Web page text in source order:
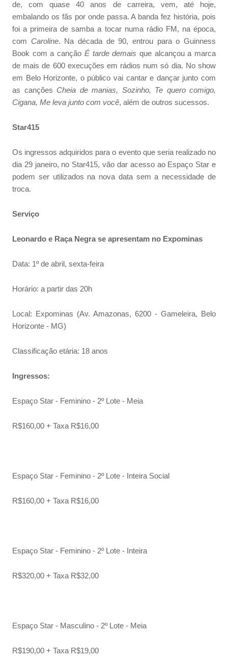
de, com quase 40 anos de carreira, vem, até hoje,
embalando os fãs por onde passa. A banda fez história, pois
foi a primeira de samba a tocar numa rádio FM, na época,
com Caroline. Na década de 90, entrou para o Guinness
Book com a canção É tarde demais que alcançou a marca
de mais de 600 execuções em rádios num só dia. No show
em Belo Horizonte, o público vai cantar e dançar junto com
as canções Cheia de manias, Sozinho, Te quero comigo,
Cigana, Me leva junto com você, além de outros sucessos.
Star415
Os ingressos adquiridos para o evento que seria realizado no
dia 29 janeiro, no Star415, vão dar acesso ao Espaço Star e
podem ser utilizados na nova data sem a necessidade de
troca.
Serviço
Leonardo e Raça Negrase apresentam no Expominas
Data: 1º de abril, sexta-feira
Horário: a partir das 20h
Local: Expominas (Av. Amazonas, 6200 - Gameleira, Belo
Horizonte - MG)
Classificação etária: 18 anos
Ingressos:
Espaço Star - Feminino - 2º Lote - Meia
R$160,00 + Taxa R$16,00
Espaço Star - Feminino - 2º Lote - Inteira Social
R$160,00 + Taxa R$16,00
Espaço Star - Feminino - 2º Lote - Inteira
R$320,00 + Taxa R$32,00
Espaço Star - Masculino - 2º Lote - Meia
R$190,00 + Taxa R$19,00